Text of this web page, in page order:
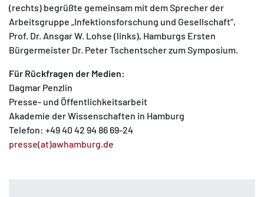
(rechts) begrüßte gemeinsam mit dem Sprecher der
Arbeitsgruppe „Infektionsforschung und Gesellschaft“,
Prof. Dr. Ansgar W. Lohse (links), Hamburgs Ersten
Bürgermeister Dr. Peter Tschentscher zum Symposium.
Für Rückfragen der Medien:
Dagmar Penzlin
Presse- und Öffentlichkeitsarbeit
Akademie der Wissenschaften in Hamburg
Telefon: +49 40 42 94 86 69-24
presse(at)awhamburg.de